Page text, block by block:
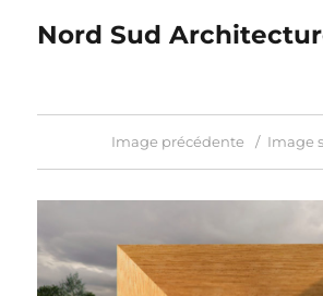
Nord Sud
Image précédente Image